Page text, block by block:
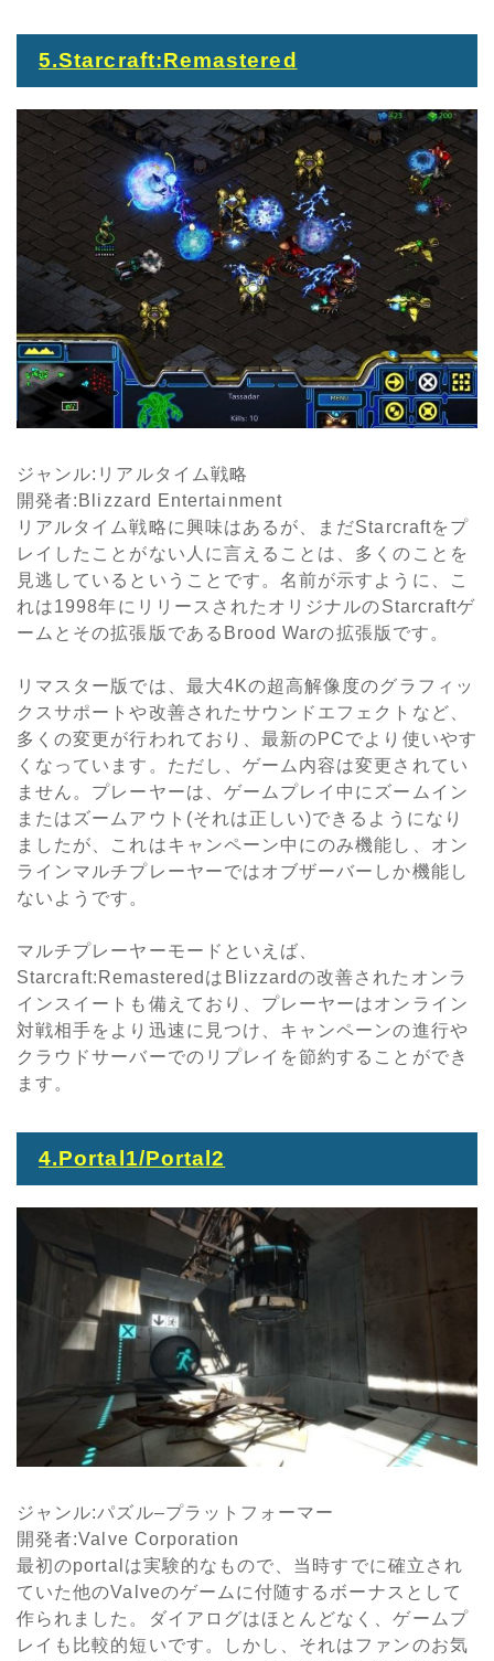
5.Starcraft:Remastered
ジャンル: リアルタイム戦略
開発者:Blizzard Entertainment
リアルタイム戦略に興味はあるが、まだStarcraftをプ
レイしたことがない人に言えることは、多くのことを
見逃しているということです。名前が示すように、こ
れは1998年にリリースされたオリジナルのStarcraftゲ
ームとその拡張版である Brood Warの拡張版です。
リマスター版では、最大4Kの超高解像度のグラフィッ
クスサポートや改善されたサウンドエフェクトなど、
多くの変更が行われており、最新のPCでより使いやす
くなっています。ただし、ゲーム内容は変更されてい
ません。プレーヤーは、ゲームプレイ中にズームイン
またはズームアウト(それは正しい)できるようになり
ましたが、これはキャンペーン中にのみ機能し、オン
ラインマルチプレーヤーではオブザーバーしか機能し
ないようです。
マルチプレーヤーモードといえば、
Starcraft:Remastered は Blizzardの改善されたオンラ
インスイートも備えており、プレーヤーはオンライン
対戦相手をより迅速に見つけ、キャンペーンの進行や
クラウドサーバーでのリプレイを節約することができ
ます。
4.Portal1/Portal2
ジャンル:パズル–プラットフォーマー
開発者:Valve Corporation
最初のportalは実験的なもので、当時すでに確立され
ていた他のValveのゲームに付随するボーナスとして
作られました。ダイアログはほとんどなく、ゲームプ
レイも比較的短いです。しかし、それはファンのお気